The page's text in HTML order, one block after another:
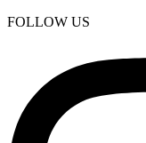
FOLLOW US